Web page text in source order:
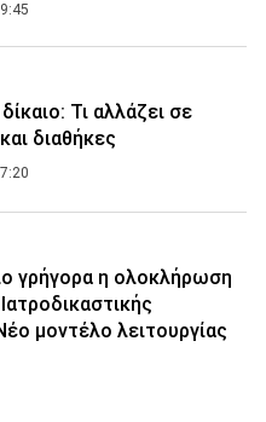
Τι αλλάζει σε
διαθήκες
γρήγορα η ολοκλήρωση
μοντέλο λειτουργίας